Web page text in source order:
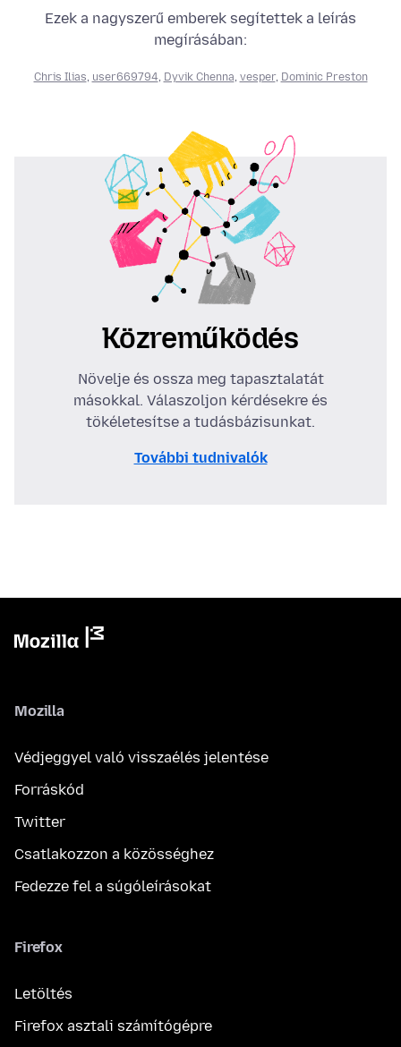
Ezek a nagyszerű emberek segítettek a leírás
megírásában:
Chris Ilias, user669794, Dyvik Chenna, vesper, Dominic Preston
Közreműködés
Növelje és ossza meg tapasztalatát
másokkal. Válaszoljon kérdésekre és
tökéletesítse a tudásbázisunkat.
További tudnivalók
Mozilla
Védjeggyel való visszaélés jelentése
Forráskód
Twitter
Csatlakozzon a közösséghez
Fedezze fel a súgóleírásokat
Firefox
Letöltés
Firefox asztali számítógépre